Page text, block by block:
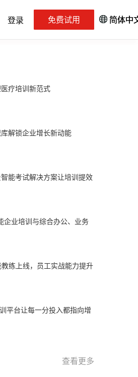
登录 免费试用 简体中
登录 免费试用 简体中
疗培训新范式
解锁企业增长新动能
能考试解决方案让培训提效
企业培训与综合办公、业务
练上线，员工实战能力提升
平台让每一分投入都指向增
查看更多